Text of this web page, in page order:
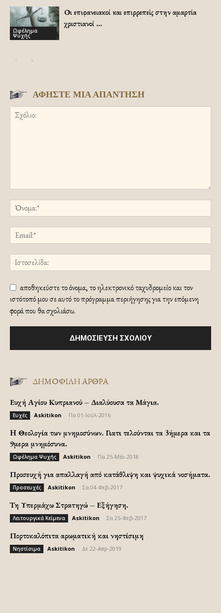
Ωφέλημα
Ψυχής
Οι επιφανειακοί και επιρρεπείς στην αμαρτία
χριστιανοί …
ΑΦΗΣΤΕ ΜΙΑ ΑΠΑΝΤΗΣΗ
αποθηκεύστε το όνομα, το ηλεκτρονικό ταχυδρομείο και τον
ιστότοπό μου σε αυτό το πρόγραμμα περιήγησης για την επόμενη
φορά που θα σχολιάσω.
ΔΗΜΟΦΙΛΗ ΑΡΘΡΑ
Ευχή Αγίου Κυπριανού – Διαλύουσα τα Μάγια.
Ευχές Askitikon Πα 01-Ιούλ-2016
H Θεολογία των μνημοσύνων. Γιατι τελούνται τα 3ήμερα και τα
9μερα μνημόσυνα.
Ωφέλημα Ψυχής Askitikon Πα 25-Μάι-2018
Προσευχή για απαλλαγή από κατάθλιψη και ψυχικά νοσήματα.
Προσευχές Askitikon Σα 04-Φεβ-2017
Τη Υπερμάχω Στρατηγώ – Εξήγηση.
Λειτουργικά Κείμενα Askitikon Σα 25-Φεβ-2017
Πορτοκαλόπιτα αρωματική και νηστίσιμη
Νηστίσιμα Askitikon Δε 22-Απρ-2019